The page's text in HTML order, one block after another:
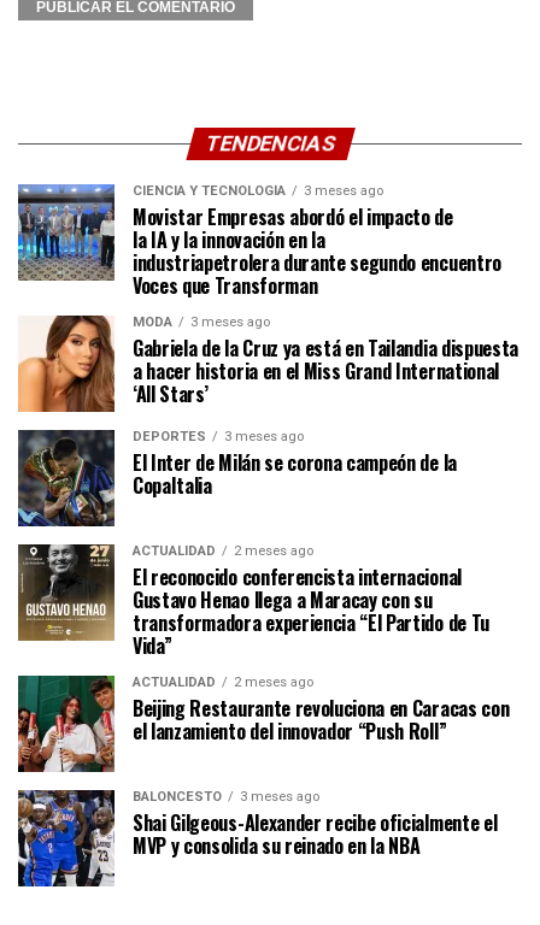
TENDENCIAS
CIENCIA Y TECNOLOGÍA 3 meses ago
Movistar Empresas abordó el impacto de
la IA y la innovación en la
industriapetrolera durante segundo encuentro
Voces que Transforman
MODA 3 meses ago
Gabriela de la Cruz ya está en Tailandia dispuesta
a hacer historia en el Miss Grand International
‘All Stars’
DEPORTES 3 meses ago
El Inter de Milán se corona campeón de la
CopaItalia
ACTUALIDAD 2 meses ago
El reconocido conferencista internacional
Gustavo Henao llega a Maracay con su
transformadora experiencia “El Partido de Tu
Vida”
ACTUALIDAD 2 meses ago
Beijing Restaurante revoluciona en Caracas con
el lanzamiento del innovador “Push Roll”
BALONCESTO 3 meses ago
Shai Gilgeous-Alexander recibe oficialmente el
MVP y consolida su reinado en la NBA